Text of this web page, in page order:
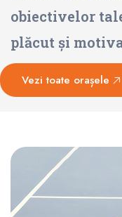
obiectivelor
plăcut și
Vezi toate orașele